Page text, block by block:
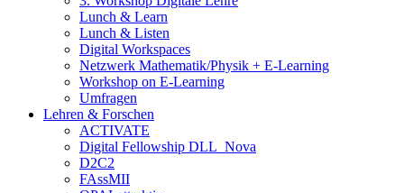
Lunch & Learn
Lunch & Listen
Digital Workspaces
Netzwerk Mathematik/Physik + E-Learning
Workshop on E-Learning
Umfragen
Lehren & Forschen
ACTIVATE
Digital Fellowship DLL_Nova
D2C2
FAssMII